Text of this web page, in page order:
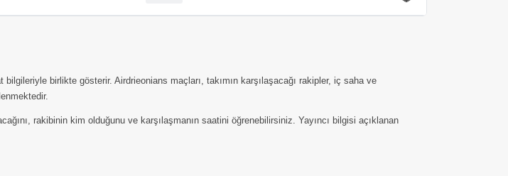
birlikte gösterir. Airdrieonians maçları, takımın karşılaşacağı rakipler, iç saha ve
rakibinin kim olduğunu ve karşılaşmanın saatini öğrenebilirsiniz. Yayıncı bilgisi açıklanan